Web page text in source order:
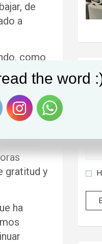
de
a
como
familia
nuestra
por
para
también
gratitud y
ha
the word